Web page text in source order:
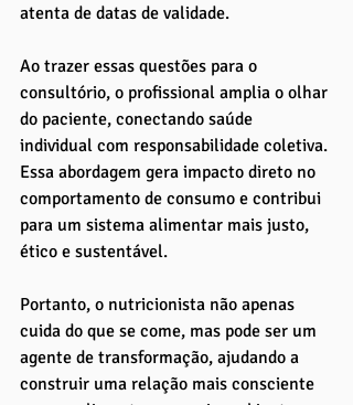
atenta de datas de validade.
Ao trazer essas questões para o
consultório, o profissional amplia o olhar
do paciente, conectando saúde
individual com responsabilidade coletiva.
Essa abordagem gera impacto direto no
comportamento de consumo e contribui
para um sistema alimentar mais justo,
ético e sustentável.
Portanto, o nutricionista não apenas
cuida do que se come, mas pode ser um
agente de transformação, ajudando a
construir uma relação mais consciente